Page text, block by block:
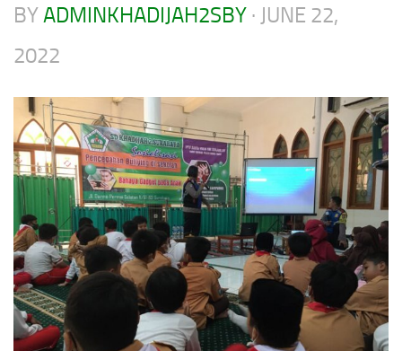
BYADMINKHADIJAH2SBY · JUNE 22,
2022